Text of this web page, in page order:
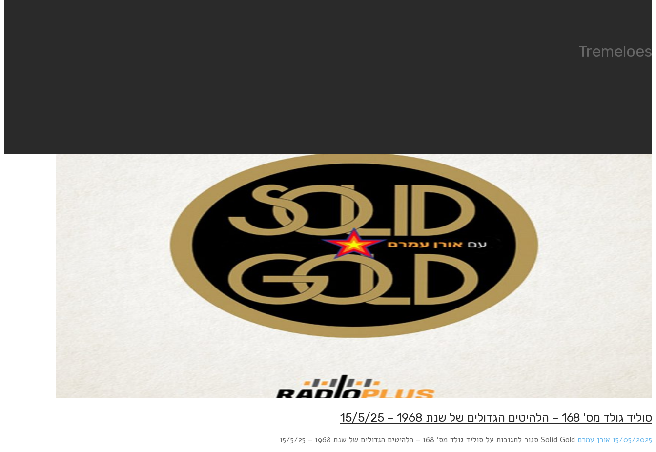
Tremeloes
סוליד גולד מס' 168 – הלהיטים הגדולים של שנת 1968 – 15/5/25
15/05/2025 אורן עמרם Solid Gold סגור לתגובות על סוליד גולד מס' 168 – הלהיטים הגדולים של שנת 1968 – 15/5/25